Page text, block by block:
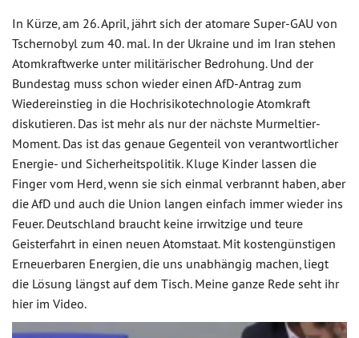
In Kürze, am 26. April, jährt sich der atomare Super-GAU von
Tschernobyl zum 40. mal. In der Ukraine und im Iran stehen
Atomkraftwerke unter militärischer Bedrohung. Und der
Bundestag muss schon wieder einen AfD-Antrag zum
Wiedereinstieg in die Hochrisikotechnologie Atomkraft
diskutieren. Das ist mehr als nur der nächste Murmeltier-
Moment. Das ist das genaue Gegenteil von verantwortlicher
Energie- und Sicherheitspolitik. Kluge Kinder lassen die
Finger vom Herd, wenn sie sich einmal verbrannt haben, aber
die AfD und auch die Union langen einfach immer wieder ins
Feuer. Deutschland braucht keine irrwitzige und teure
Geisterfahrt in einen neuen Atomstaat. Mit kostengünstigen
Erneuerbaren Energien, die uns unabhängig machen, liegt
die Lösung längst auf dem Tisch. Meine ganze Rede seht ihr
hier im Video.